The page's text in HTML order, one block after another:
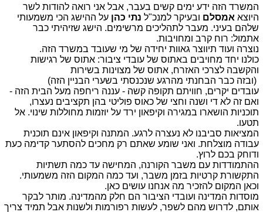
המשרד הזה ידע ימים קשים בעבר, אבל אני רואה להודות לשר
היוצא אמסלם ובעיקר למנכ"ל נתי כהן על ההישג הכי משמעותי
שלהם בעיני. מעבר לתהליכים מרשימים. הישג שזיהיתי כבר
אתמול: רוח קרב ומחויבות.
נוצרה ועוד תיווצר גאוות יחידה של מי שעובד במשרד הזה.
כולנו יחד מחויבים באתוס של עובדי ציבור: אתוס של רגישות
והקשבה לצרכי האזרח, אתוס של מצוינות בשירות
(ובזה כבר הבחנתי מהרגע שנכנסתי בשערי הבניין הזה)
עובדים יקרים, חוויתם תקופה קשה - עננה ריחפה מעל הבית הזה -
ואם זה לא די ושנה וחצי של כאוס פוליטי בהן תקציבים נעצרו,
תוכניות הושארו במגירה וקיפאון ירד על יוזמות מחוללות שינוי. אל
תטעו.
המציאות סביבנו לא נעצרה לרגע. המתנה וקיפאון אינם תוכנית
עבודה מוצלחת. ואני שומע שאתם רק מחכים להסתער קדימה כעת
ודוחק בכם לרוץ.
ההתמודדות עם משבר הקורנה, המחישה עד כמה תשתיות
התקשורת קרטיות בזמן משבר, ועד כמה המקום הזה משמעותי.
וכאן המקום להזכיר מה אנחנו עושים כאן.
מוסדות המדינה ועובדי הציבור הם חלק מהמדינה. מותר לבקר
אותם, לדרוש מהם לשפר, לעשות רפורמות ולשנות אבל תמיד צריך